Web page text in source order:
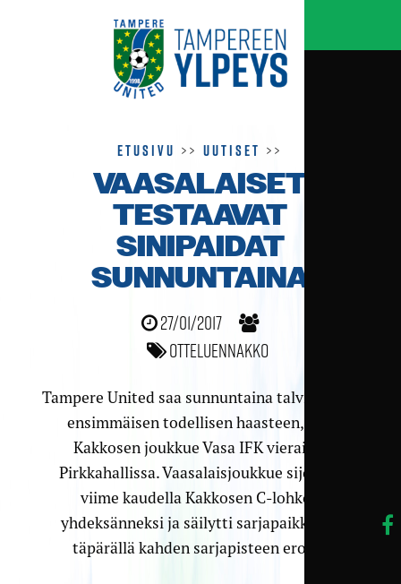
Etusivu >>Uutiset >>
VAASALAISET
TESTAAVAT
SINIPAIDAT
SUNNUNTAINA
27/01/2017
Otteluennakko
Tampere United saa sunnuntaina talvikauden
ensimmäisen todellisen haasteen, kun
Kakkosen joukkue Vasa IFK vierailee
Pirkkahallissa. Vaasalaisjoukkue sijoittui
viime kaudella Kakkosen C-lohkon
yhdeksänneksi ja säilytti sarjapaikkansa
täpärällä kahden sarjapisteen erolla.